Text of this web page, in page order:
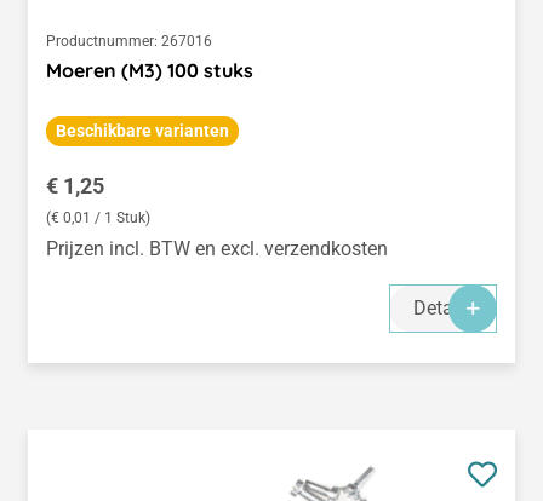
Productnummer: 267016
Moeren (M3) 100 stuks
Beschikbare varianten
Normale prijs:
€ 1,25
(€ 0,01 / 1 Stuk)
Prijzen incl. BTW en excl. verzendkosten
Details